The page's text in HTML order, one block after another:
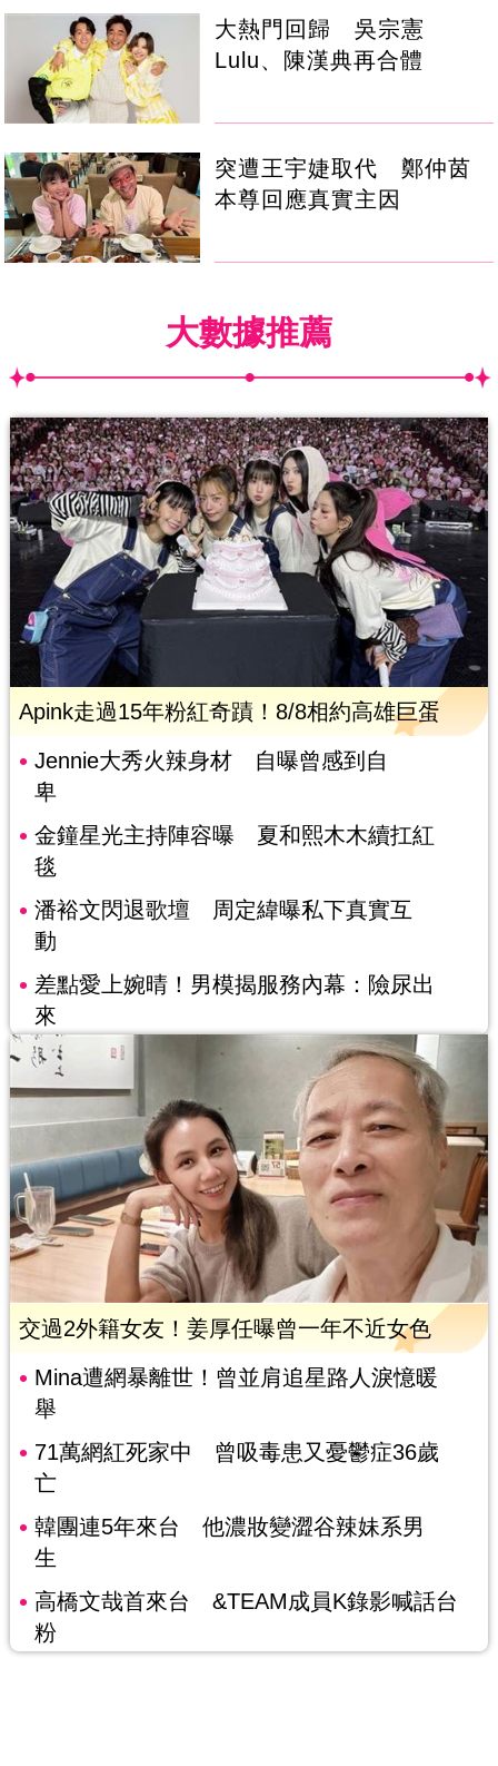
大熱門回歸 吳宗憲
Lulu、陳漢典再合體
突遭王宇婕取代 鄭仲茵
本尊回應真實主因
大數據推薦
Apink走過15年粉紅奇蹟！8/8相約高雄巨蛋
Jennie大秀火辣身材 自曝曾感到自
卑
金鐘星光主持陣容曝 夏和熙木木續扛紅
毯
潘裕文閃退歌壇 周定緯曝私下真實互
動
差點愛上婉晴！男模揭服務內幕：險尿出
來
交過2外籍女友！姜厚任曝曾一年不近女色
Mina遭網暴離世！曾並肩追星路人淚憶暖
舉
71萬網紅死家中 曾吸毒患又憂鬱症36歲
亡
韓團連5年來台 他濃妝變澀谷辣妹系男
生
高橋文哉首來台 &TEAM成員K錄影喊話台
粉